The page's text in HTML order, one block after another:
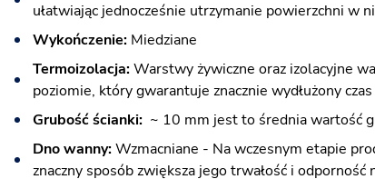
ułatwiając jednocześnie utrzymanie powierzchni w
Wykończenie: Miedziane
Termoizolacja:Warstwy żywiczne oraz izolacyjne
poziomie, który gwarantuje znacznie wydłużony
Grubość ścianki: ~ 10 mm jest to średnia wartość
Dno wanny:Wzmacniane - Na wczesnym etapie
znaczny sposób zwiększa jego trwałość i odporność